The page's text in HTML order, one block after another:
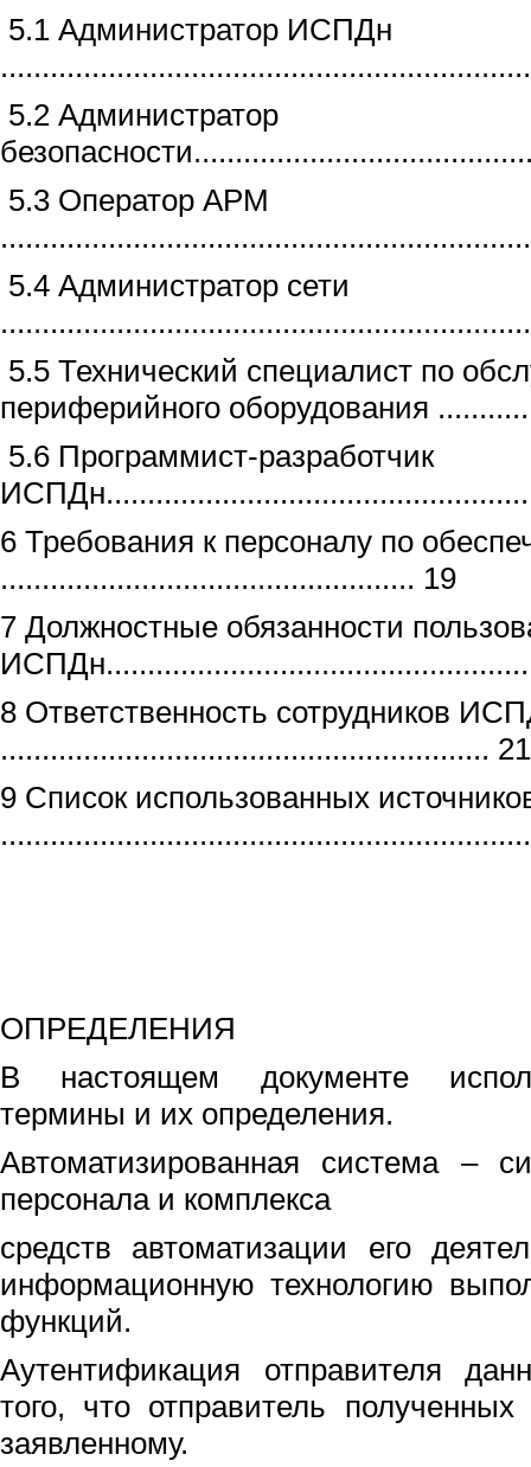
5.1 Администратор ИСПДн
5.2 Администратор
5.3 Оператор АРМ
5.4 Администратор сети
5.5 Технический специалист по
периферийного оборудования
5.6 Программист-разработчик
6 Требования к персоналу по
.................................................. 19
7 Должностные обязанности
8 Ответственность сотрудников
........................................................... 21
9 Список использованных
ОПРЕДЕЛЕНИЯ
В настоящем документе
термины и их определения.
Автоматизированная система –
персонала и комплекса
средств автоматизации его
информационную технологию
функций.
Аутентификация отправителя
того, что отправитель полученных
заявленному.